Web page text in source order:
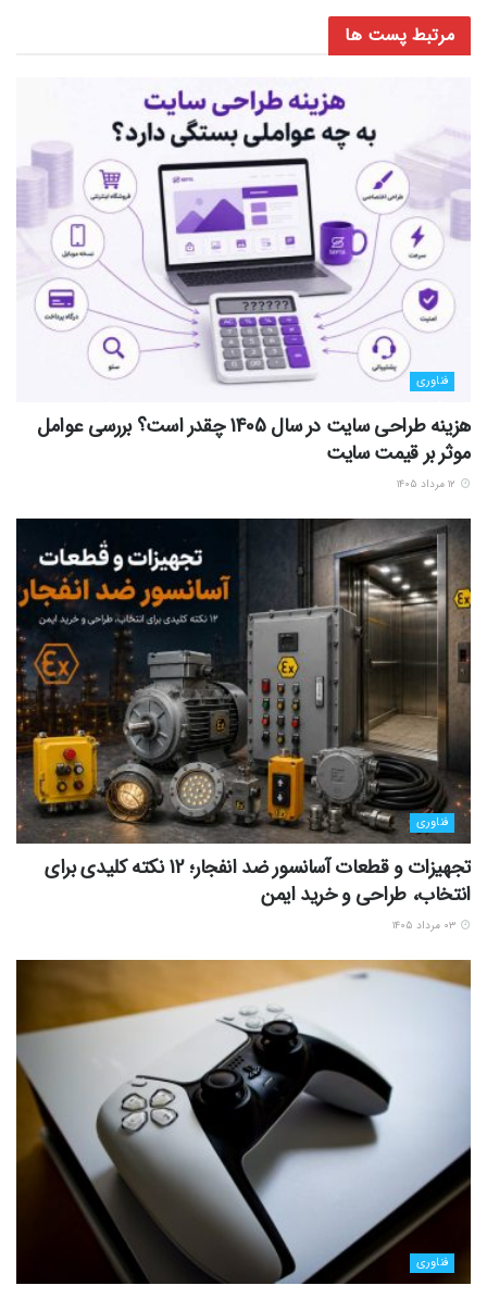
مرتبط پست ها
فناوری
هزینه طراحی سایت در سال 1405 چقدر است؟ بررسی عوامل
موثر بر قیمت سایت
فناوری
تجهیزات و قطعات آسانسور ضد انفجار؛ 12 نکته کلیدی برای
انتخاب، طراحی و خرید ایمن
فناوری